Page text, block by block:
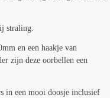
straling.
en een haakje van
zijn deze oorbellen een
in een mooi doosje inclusief